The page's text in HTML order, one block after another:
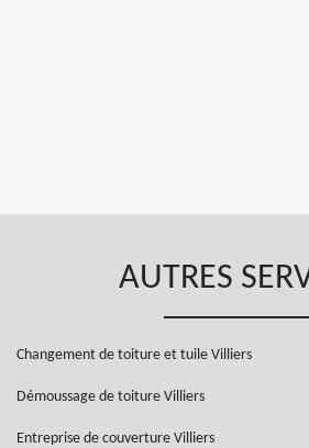
AUTRES
Changement de toiture et tuile Villiers
Démoussage de toiture Villiers
Entreprise de couverture Villiers